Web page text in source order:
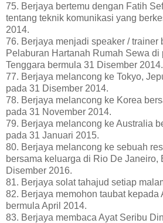
75. Berjaya bertemu dengan Fatih
tentang teknik komunikasi yang
2014.
76. Berjaya menjadi speaker / trainer
Pelaburan Hartanah Rumah Sewa di
Tenggara bermula 31 Disember 2014.
77. Berjaya melancong ke Tokyo,
pada 31 Disember 2014.
78. Berjaya melancong ke Korea
pada 31 November 2014.
79. Berjaya melancong ke Australia
pada 31 Januari 2015.
80. Berjaya melancong ke sebuah
bersama keluarga di Rio De Janeiro,
Disember 2016.
81. Berjaya solat tahajud setiap
82. Berjaya memohon taubat kepada
bermula April 2014.
83. Berjaya membaca Ayat Seribu